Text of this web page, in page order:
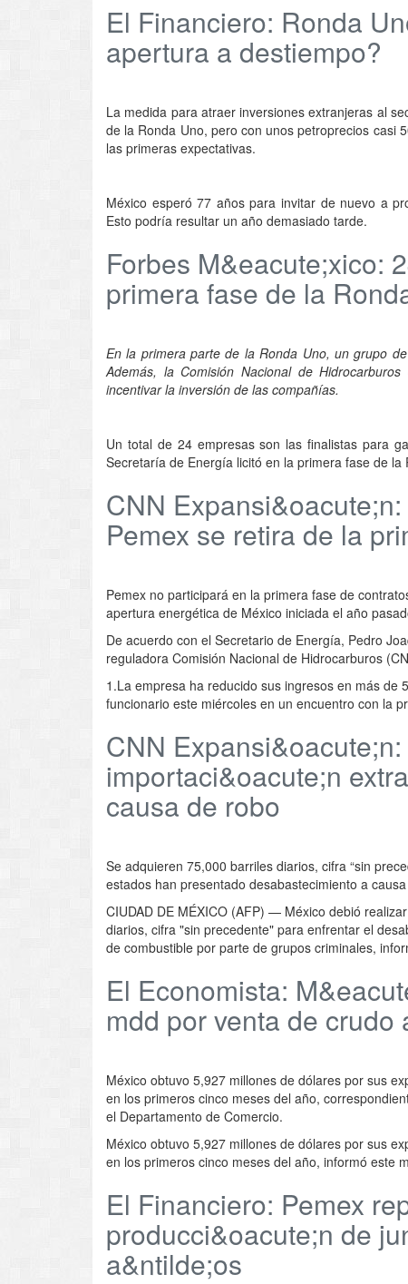
El Financiero: Ronda
apertura a destiempo?
La medida para atraer inversiones extranjeras al
de la Ronda Uno, pero con unos petroprecios casi
las primeras expectativas.
México esperó 77 años para invitar de nuevo a
Esto podría resultar un año demasiado tarde.
Forbes M&eacute;xico:
primera fase de la
En la primera parte de la Ronda Uno, un grupo
Además, la Comisión Nacional de
incentivar la inversión de las compañías.
Un total de 24 empresas son las finalistas para
Secretaría de Energía licitó en la primera fase de la
CNN
Pemex se retira de la
Pemex no participará en la primera fase de
apertura energética de México iniciada el año
De acuerdo con el Secretario de Energía, Pedro
reguladora Comisión Nacional de Hidrocarburos
1.La empresa ha reducido sus ingresos en más de
funcionario este miércoles en un encuentro con la
CNN
importaci&oacute;n
causa de robo
Se adquieren 75,000 barriles diarios, cifra “sin
estados han presentado desabastecimiento a
CIUDAD DE MÉXICO (AFP) — México debió
diarios, cifra "sin precedente" para enfrentar el
de combustible por parte de grupos criminales,
El Economista:
mdd por venta de crudo
México obtuvo 5,927 millones de dólares por sus
en los primeros cinco meses del año,
el Departamento de Comercio.
México obtuvo 5,927 millones de dólares por sus
en los primeros cinco meses del año, informó este
El Financiero: Pemex
producci&oacute;n de
a&ntilde;os